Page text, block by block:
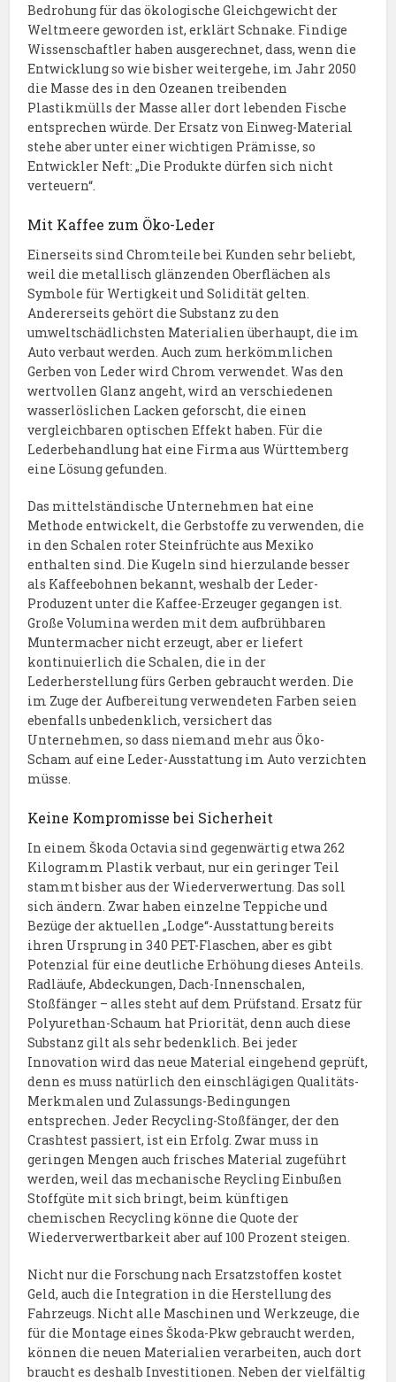
Bedrohung für das ökologische Gleichgewicht der
Weltmeere geworden ist, erklärt Schnake. Findige
Wissenschaftler haben ausgerechnet, dass, wenn die
Entwicklung so wie bisher weitergehe, im Jahr 2050
die Masse des in den Ozeanen treibenden
Plastikmülls der Masse aller dort lebenden Fische
entsprechen würde. Der Ersatz von Einweg-Material
stehe aber unter einer wichtigen Prämisse, so
Entwickler Neft: „Die Produkte dürfen sich nicht
verteuern“.
Mit Kaffee zum Öko-Leder
Einerseits sind Chromteile bei Kunden sehr beliebt,
weil die metallisch glänzenden Oberflächen als
Symbole für Wertigkeit und Solidität gelten.
Andererseits gehört die Substanz zu den
umweltschädlichsten Materialien überhaupt, die im
Auto verbaut werden. Auch zum herkömmlichen
Gerben von Leder wird Chrom verwendet. Was den
wertvollen Glanz angeht, wird an verschiedenen
wasserlöslichen Lacken geforscht, die einen
vergleichbaren optischen Effekt haben. Für die
Lederbehandlung hat eine Firma aus Württemberg
eine Lösung gefunden.
Das mittelständische Unternehmen hat eine
Methode entwickelt, die Gerbstoffe zu verwenden, die
in den Schalen roter Steinfrüchte aus Mexiko
enthalten sind. Die Kugeln sind hierzulande besser
als Kaffeebohnen bekannt, weshalb der Leder-
Produzent unter die Kaffee-Erzeuger gegangen ist.
Große Volumina werden mit dem aufbrühbaren
Muntermacher nicht erzeugt, aber er liefert
kontinuierlich die Schalen, die in der
Lederherstellung fürs Gerben gebraucht werden. Die
im Zuge der Aufbereitung verwendeten Farben seien
ebenfalls unbedenklich, versichert das
Unternehmen, so dass niemand mehr aus Öko-
Scham auf eine Leder-Ausstattung im Auto verzichten
müsse.
Keine Kompromisse bei Sicherheit
In einem Škoda Octavia sind gegenwärtig etwa 262
Kilogramm Plastik verbaut, nur ein geringer Teil
stammt bisher aus der Wiederverwertung. Das soll
sich ändern. Zwar haben einzelne Teppiche und
Bezüge der aktuellen „Lodge“-Ausstattung bereits
ihren Ursprung in 340 PET-Flaschen, aber es gibt
Potenzial für eine deutliche Erhöhung dieses Anteils.
Radläufe, Abdeckungen, Dach-Innenschalen,
Stoßfänger – alles steht auf dem Prüfstand. Ersatz für
Polyurethan-Schaum hat Priorität, denn auch diese
Substanz gilt als sehr bedenklich. Bei jeder
Innovation wird das neue Material eingehend geprüft,
denn es muss natürlich den einschlägigen Qualitäts-
Merkmalen und Zulassungs-Bedingungen
entsprechen. Jeder Recycling-Stoßfänger, der den
Crashtest passiert, ist ein Erfolg. Zwar muss in
geringen Mengen auch frisches Material zugeführt
werden, weil das mechanische Reycling Einbußen
Stoffgüte mit sich bringt, beim künftigen
chemischen Recycling könne die Quote der
Wiederverwertbarkeit aber auf 100 Prozent steigen.
Nicht nur die Forschung nach Ersatzstoffen kostet
Geld, auch die Integration in die Herstellung des
Fahrzeugs. Nicht alle Maschinen und Werkzeuge, die
für die Montage eines Škoda-Pkw gebraucht werden,
können die neuen Materialien verarbeiten, auch dort
braucht es deshalb Investitionen. Neben der vielfältig